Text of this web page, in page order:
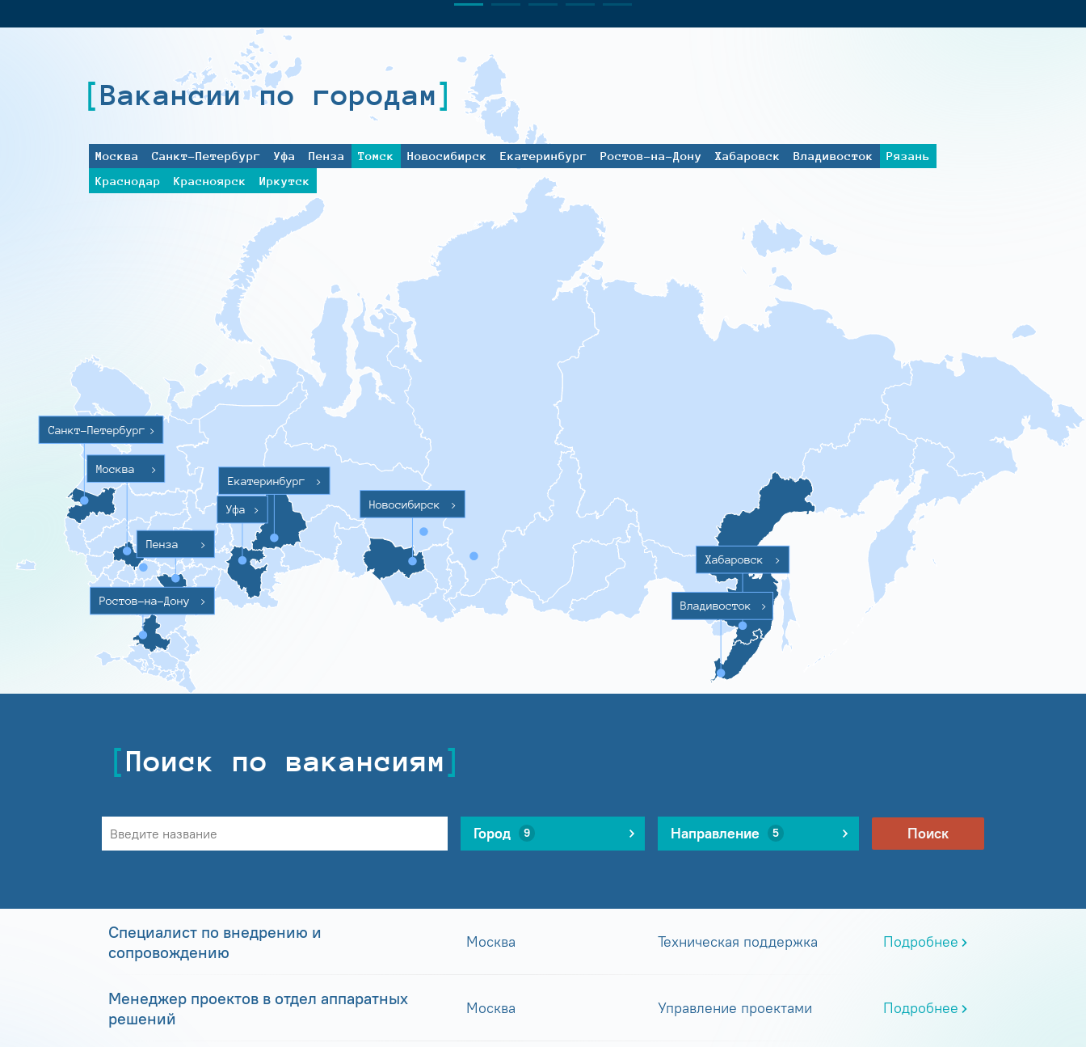
Вакансии по городам
Москва Санкт-Петербург Уфа Пенза Томск Новосибирск Екатеринбург Ростов-на-Дону Хабаровск Владивосток
Рязань
Краснодар
Красноярск Иркутск
Санкт-Петербург >
Москва >
Ростов-на-Дону >
Пенза >
Уфа >
Екатеринбург
>
Новосибирск
>
Хабаровск >
Владивосток >
Поиск по вакансиям
Город 9 Направление 5 Поиск
Специалист по внедрению и
сопровождению
Москва Техническая поддержка Подробнее
Менеджер проектов в отдел аппаратных
решений
Москва Управление проектами Подробнее